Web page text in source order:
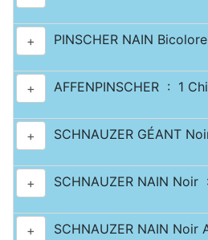
+ PINSCHER NAIN
+ AFFENPINSCHER : 1
+ SCHNAUZER GÉANT
+ SCHNAUZER NAIN Noir
+ SCHNAUZER NAIN